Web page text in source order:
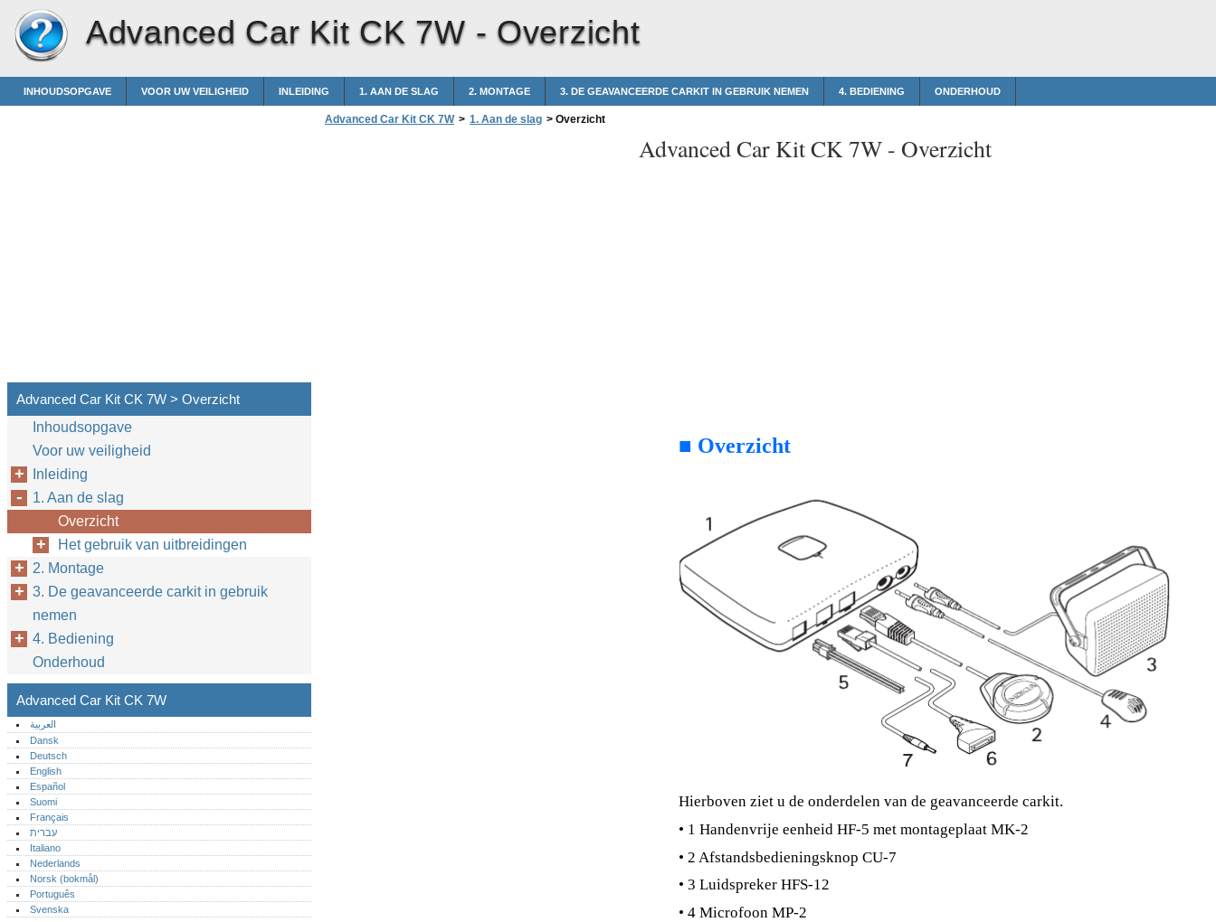
Advanced Car Kit CK 7W - Overzicht
INHOUDSOPGAVE VOOR UW VEILIGHEID INLEIDING 1. AAN DE SLAG 2. MONTAGE 3. DE GEAVANCEERDE CARKIT IN GEBRUIK NEMEN 4. BEDIENING ONDERHOUD
Advanced Car Kit CK 7W > 1. Aan de slag > Overzicht
Advanced Car Kit CK 7W - Overzicht
■ Overzicht
Hierboven ziet u de onderdelen van de geavanceerde carkit.
• 1 Handenvrije eenheid HF-5 met montageplaat MK-2
• 2 Afstandsbedieningsknop CU-7
• 3 Luidspreker HFS-12
• 4 Microfoon MP-2
Advanced Car Kit CK 7W > Overzicht
Inhoudsopgave
Voor uw veiligheid
Inleiding
1. Aan de slag
Overzicht
Het gebruik van uitbreidingen
2. Montage
3. De geavanceerde carkit in gebruik
nemen
4. Bediening
Onderhoud
Advanced Car Kit CK 7W
العربية
Dansk
Deutsch
English
Español
Suomi
Français
עברית
Italiano
Nederlands
Norsk (bokmål)‎
Português‎
Svenska